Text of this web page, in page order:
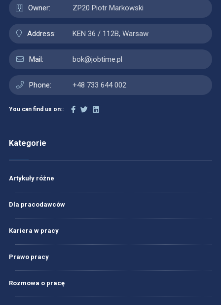
Owner: ZP20 Piotr Markowski
Address: KEN 36 / 112B, Warsaw
Mail: bok@jobtime.pl
Phone: +48 733 644 002
You can find us on::
Kategorie
Artykuły różne
Dla pracodawców
Kariera w pracy
Prawo pracy
Rozmowa o pracę